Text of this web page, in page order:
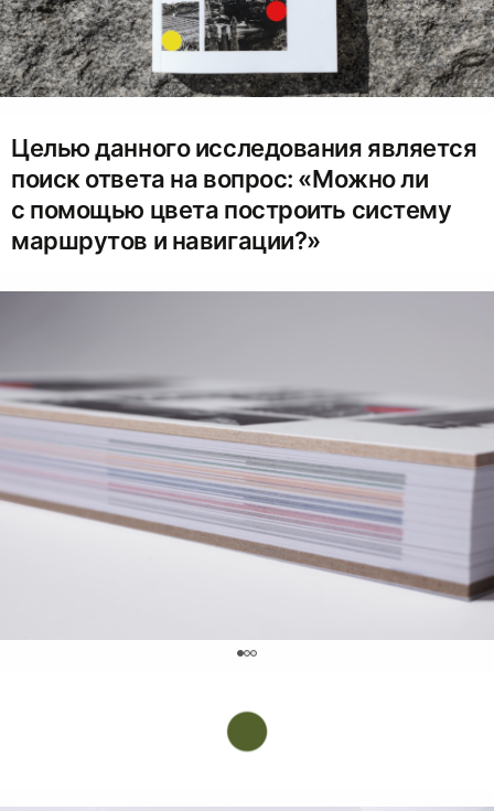
Целью данного исследования является
поиск ответа на вопрос: «Можно ли
с помощью цвета построить систему
маршрутов и навигации?»